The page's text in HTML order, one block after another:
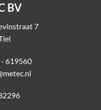
BV
7
619560